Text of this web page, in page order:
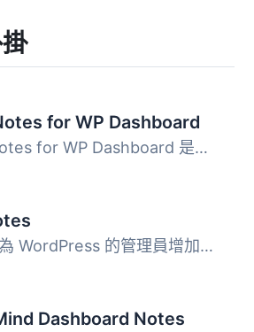
for WP Dashboard
Sticky Notes for WP Dashboard 是一款簡單易用的外掛，讓您...
這個外掛為 WordPress 的管理員增加一個文字編輯區域，讓他們...
Dashboard Notes